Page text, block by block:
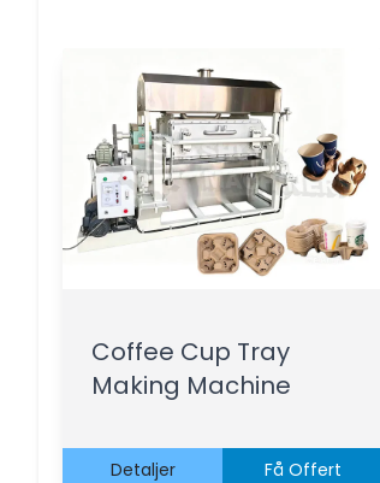
Coffee Cup Tray
Making Machine
Detaljer Få Offert